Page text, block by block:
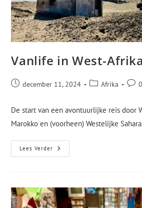
Vanlife in West-
december 11, 2024 Afrika
De start van een avontuurlijke reis door
Marokko en (voorheen) Westelijke
Lees Verder